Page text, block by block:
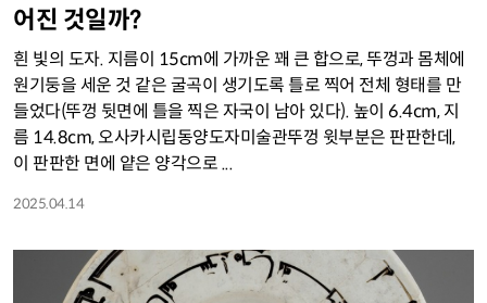
어진 것일까?
흰 빛의 도자. 지름이 15cm에 가까운 꽤 큰 합으로, 뚜껑과 몸체에
원기둥을 세운 것 같은 굴곡이 생기도록 틀로 찍어 전체 형태를 만
들었다(뚜껑 뒷면에 틀을 찍은 자국이 남아 있다). 높이 6.4cm, 지
름 14.8cm, 오사카시립동양도자미술관뚜껑 윗부분은 판판한데,
이 판판한 면에 얕은 양각으로 ...
2025.04.14